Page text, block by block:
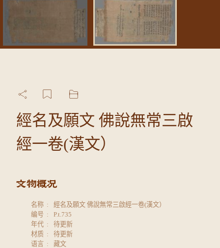
經名及願文 佛說無常三啟
經一卷(漢文）
名称
經名及願文 佛說無常三啟經一卷(漢文）
编号
P.t.735
年代
待更新
材质
待更新
语言
藏文